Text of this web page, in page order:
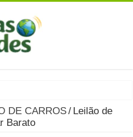
Saiba Quando o Consumo é
eletrólitos: quais são e
DE CARROS/ Leilão de
Barato